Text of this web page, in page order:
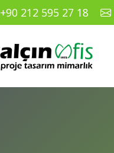
+90 212 595 27 18